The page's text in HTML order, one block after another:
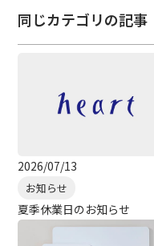
同じカテゴリの記事
2026/07/13
お知らせ
夏季休業日のお知らせ